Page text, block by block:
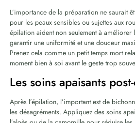
L’importance de la préparation ne saurait
pour les peaux sensibles ou sujettes aux
épilation aident non seulement à améliorer
garantir une uniformité et une douceur
Prenez cela comme un petit temps mort
moment bien à soi avant le geste trop
Les soins apaisants
Après l’épilation, l’important est de
les désagréments. Appliquez des soins